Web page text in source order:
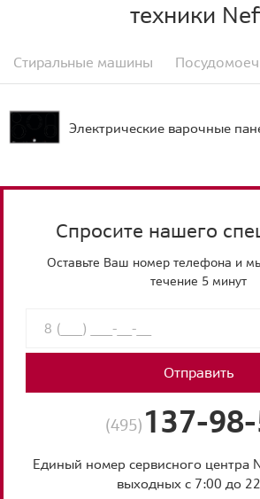
техники
Стиральные машины
Электрические варочные
Спросите нашего
Оставьте Ваш номер телефона и
течение 5 минут
Отправить
(495) 137-
Единый номер сервисного центра
выходных с 7:00 до